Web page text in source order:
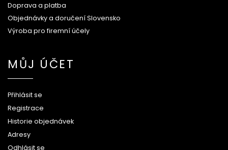
Doprava a platba
Objednávky a doručení Slovensko
Výroba pro firemní účely
MŮJ ÚČET
Přihlásit se
Registrace
Historie objednávek
Adresy
Odhlásit se